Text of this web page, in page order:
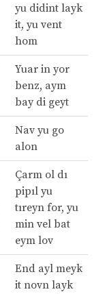
yu didint layk
it, yu vent
hom
Yuar in yor
benz, aym
bay di geyt
Nav yu go
alon
Çarm ol dı
pipıl yu
tıreyn for, yu
min vel bat
eym lov
End ayl meyk
it novn layk